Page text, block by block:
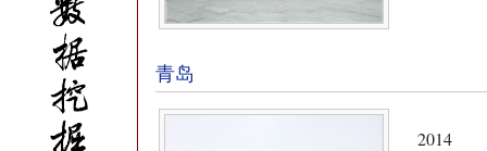
青岛
2014